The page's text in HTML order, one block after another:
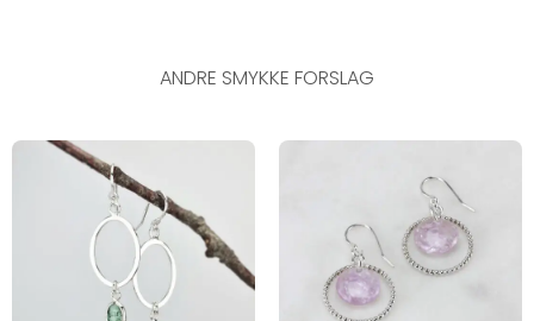
ANDRE SMYKKE FORSLAG